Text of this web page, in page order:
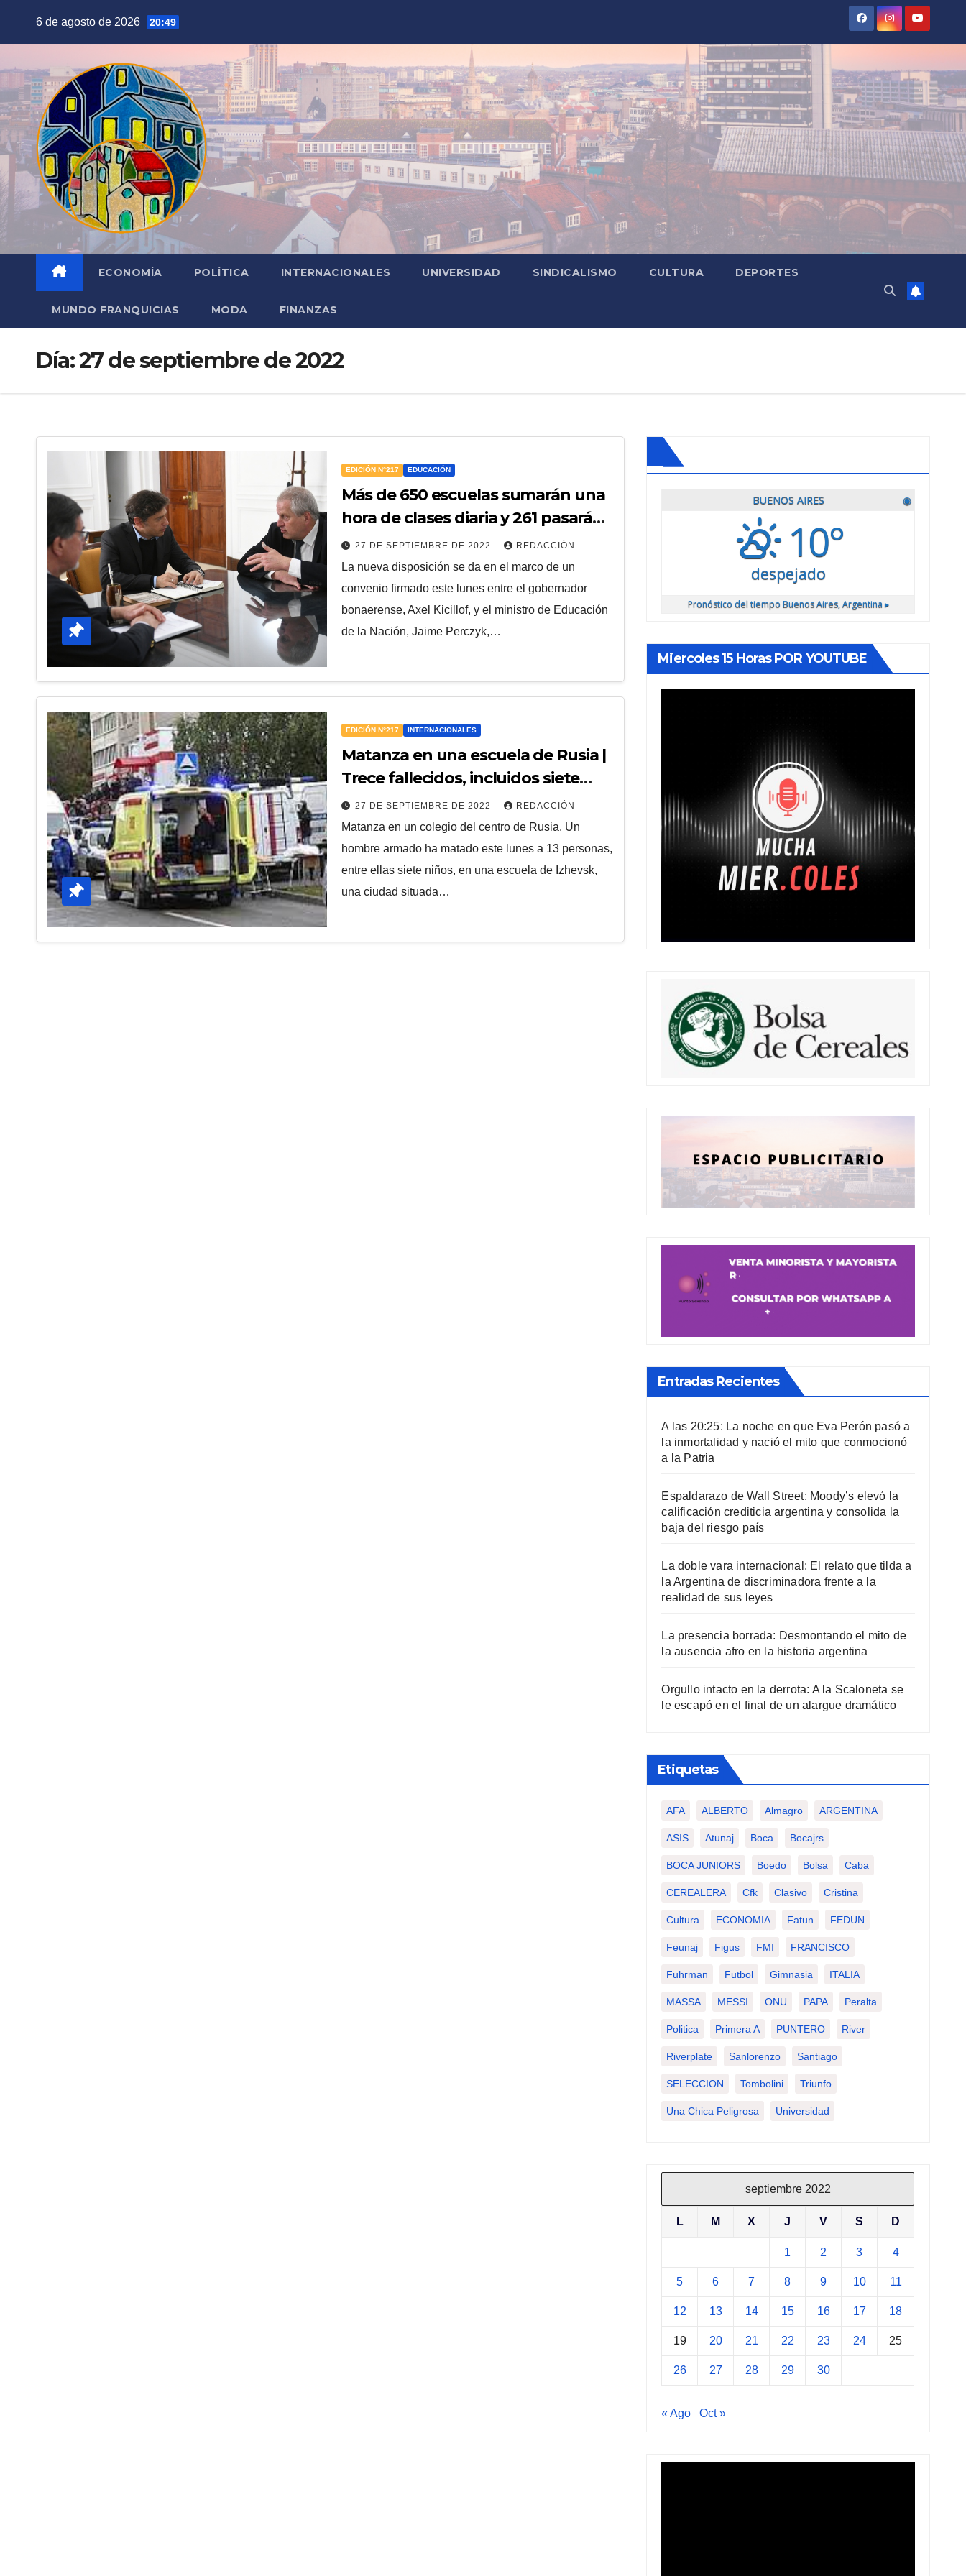
6 de agosto de 2026 20:49
ECONOMÍA POLÍTICA INTERNACIONALES UNIVERSIDAD SINDICALISMO CULTURA DEPORTES
MUNDO FRANQUICIAS MODA FINANZAS
Día:27 de septiembre de 2022
EDICIÓN N°217 EDUCACIÓN
Más de 650 escuelas sumarán una
hora de clases diaria y 261 pasarán
a jornada completa
27 DE SEPTIEMBRE DE 2022 REDACCIÓN
La nueva disposición se da en el marco de un
convenio firmado este lunes entre el gobernador
bonaerense, Axel Kicillof, y el ministro de Educación
de la Nación, Jaime Perczyk,…
EDICIÓN N°217 INTERNACIONALES
Matanza en una escuela de Rusia |
Trece fallecidos, incluidos siete
niños
27 DE SEPTIEMBRE DE 2022 REDACCIÓN
Matanza en un colegio del centro de Rusia. Un
hombre armado ha matado este lunes a 13 personas,
entre ellas siete niños, en una escuela de Izhevsk,
una ciudad situada…
BUENOS AIRES ◉
10°
despejado
Pronóstico del tiempo Buenos Aires, Argentina ▸
Miercoles 15 Horas POR YOUTUBE
Entradas Recientes
A las 20:25: La noche en que Eva Perón pasó a
la inmortalidad y nació el mito que conmocionó
a la Patria
Espaldarazo de Wall Street: Moody’s elevó la
calificación crediticia argentina y consolida la
baja del riesgo país
La doble vara internacional: El relato que tilda a
la Argentina de discriminadora frente a la
realidad de sus leyes
La presencia borrada: Desmontando el mito de
la ausencia afro en la historia argentina
Orgullo intacto en la derrota: A la Scaloneta se
le escapó en el final de un alargue dramático
Etiquetas
AFA ALBERTO Almagro ARGENTINA
ASIS Atunaj Boca Bocajrs
BOCA JUNIORS Boedo Bolsa Caba
CEREALERA Cfk Clasivo Cristina
Cultura ECONOMIA Fatun FEDUN
Feunaj Figus FMI FRANCISCO
Fuhrman Futbol Gimnasia ITALIA
MASSA MESSI ONU PAPA Peralta
Politica Primera A PUNTERO River
Riverplate Sanlorenzo Santiago
SELECCION Tombolini Triunfo
Una Chica Peligrosa Universidad
septiembre 2022
L M X J V S D
1 2 3 4
5 6 7 8 9 10 11
12 13 14 15 16 17 18
19 20 21 22 23 24 25
26 27 28 29 30
« Ago Oct »